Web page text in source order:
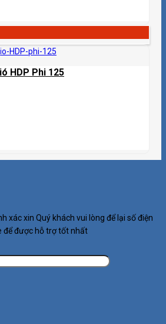
HDP Phi 125
xác xin Quý khách vui lòng để lại số điện
để được hỗ trợ tốt nhất